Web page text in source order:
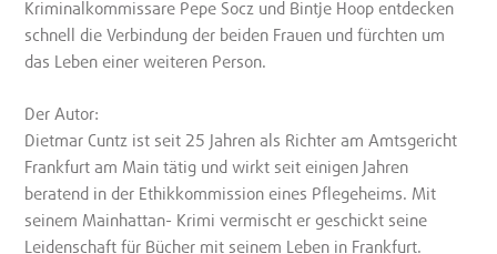
Kriminalkommissare Pepe Socz und Bintje Hoop entdecken
schnell die Verbindung der beiden Frauen und fürchten um
das Leben einer weiteren Person.
Der Autor:
Dietmar Cuntz ist seit 25 Jahren als Richter am Amtsgericht
Frankfurt am Main tätig und wirkt seit einigen Jahren
beratend in der Ethikkommission eines Pflegeheims. Mit
seinem Mainhattan- Krimi vermischt er geschickt seine
Leidenschaft für Bücher mit seinem Leben in Frankfurt.